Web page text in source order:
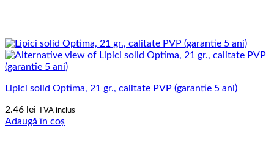
Lipici solid Optima, 21 gr., calitate PVP (garantie 5 ani)
2.46 lei TVA inclus
Adaugă în coș